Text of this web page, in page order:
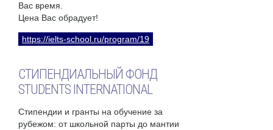
Вас время.
Цена Вас обрадует!
https://ielts-school.ru/program/19
СТИПЕНДИАЛЬНЫЙ ФОНД
STUDENTS INTERNATIONAL
Стипендии и гранты на обучение за
рубежом: от школьной парты до мантии